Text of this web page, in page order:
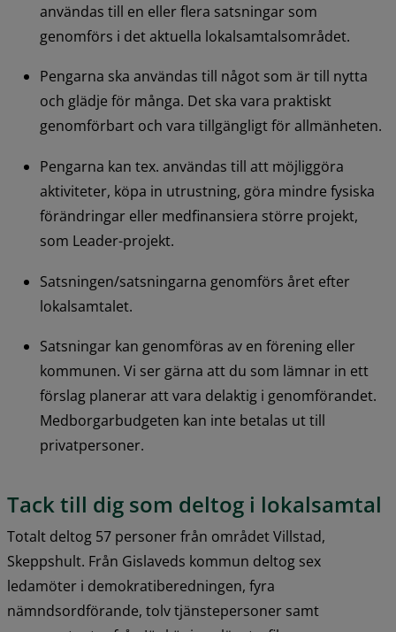
användas till en eller flera satsningar som
genomförs i det aktuella lokalsamtalsområdet.
Pengarna ska användas till något som är till nytta
och glädje för många. Det ska vara praktiskt
genomförbart och vara tillgängligt för allmänheten.
Pengarna kan tex. användas till att möjliggöra
aktiviteter, köpa in utrustning, göra mindre fysiska
förändringar eller medfinansiera större projekt,
som Leader-projekt.
Satsningen/satsningarna genomförs året efter
lokalsamtalet.
Satsningar kan genomföras av en förening eller
kommunen. Vi ser gärna att du som lämnar in ett
förslag planerar att vara delaktig i genomförandet.
Medborgarbudgeten kan inte betalas ut till
privatpersoner.
Tack till dig som deltog i lokalsamtal
Totalt deltog 57 personer från området Villstad,
Skeppshult. Från Gislaveds kommun deltog sex
ledamöter i demokratiberedningen, fyra
nämndsordförande, tolv tjänstepersoner samt